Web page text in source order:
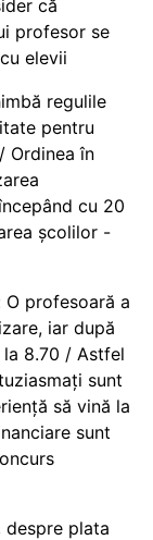
că
profesor se
elevii
regulile
pentru
Ordinea în
cu 20
școlilor -
O profesoară a
iar după
8.70 / Astfel
sunt
să vină la
sunt
despre plata